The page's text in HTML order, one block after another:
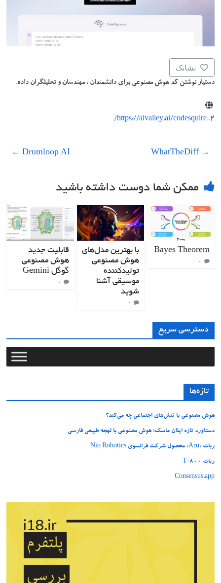
نشانک
دستیار نوشتن کد هوش مصنوعی برای دانشمندان ، مهندسان و تحلیلگران داده.
https://aivalley.ai/codesquire-2/
→
WhatTheDiff
Drumloop AI
←
ممکن شما دوست داشته باشید
Bayes Theorem
۰
با بهترین مدل‌های
هوش مصنوعی
تولیدکننده
موسیقی آشنا
شوید
۰
قابلیت جدید
هوش مصنوعی
گوگل Gemini
۰
دسترسی سریع
تازه‌ها
هوش مصنوعی با تنش‌های اجتماعی چه می‌کند؟
دستاورد تازه ایلان ماسک؛ هوش مصنوعی با لهجه طبیعی فارسی
ربات «Aru» محصول شرکت فرانسوی Nio Robotics
ربات T‑800
Consensus.app